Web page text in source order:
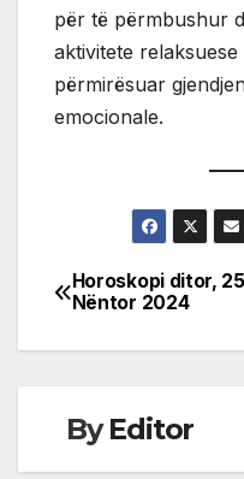
për të përmbushur
aktivitete
përmirësuar
emocionale.
Post
Horoskopi ditor, 25
Nëntor 2024
ByEditor